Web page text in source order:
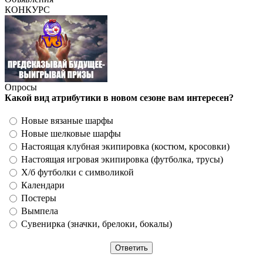
КОНКУРС
Опросы
Какой вид атрибутики в новом сезоне вам интересен?
Новые вязаные шарфы
Новые шелковые шарфы
Настоящая клубная экипировка (костюм, кросовки)
Настоящая игровая экипировка (футболка, трусы)
Х/б футболки с символикой
Календари
Постеры
Вымпела
Сувенирка (значки, брелоки, бокалы)